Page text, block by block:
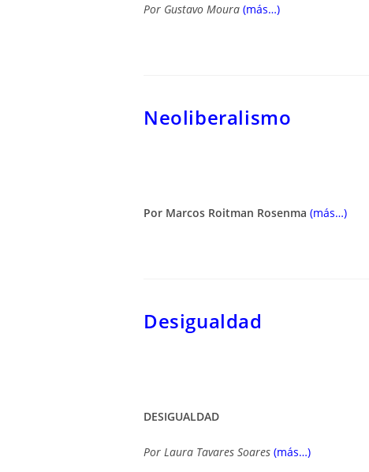
Por Gustavo Moura (más…)
Neoliberalismo
Por Marcos Roitman Rosenma (más…)
Desigualdad
DESIGUALDAD
Por Laura Tavares Soares (más…)